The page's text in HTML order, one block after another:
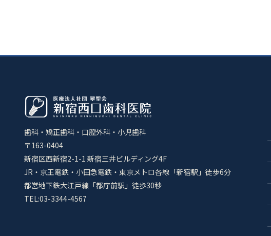
歯科・矯正歯科・口腔外科・小児歯科
〒163-0404
新宿区西新宿2-1-1 新宿三井ビルディング4F
JR・京王電鉄・小田急電鉄・東京メトロ各線「新宿駅」徒歩6分
都営地下鉄大江戸線「都庁前駅」徒歩30秒
TEL:03-3344-4567